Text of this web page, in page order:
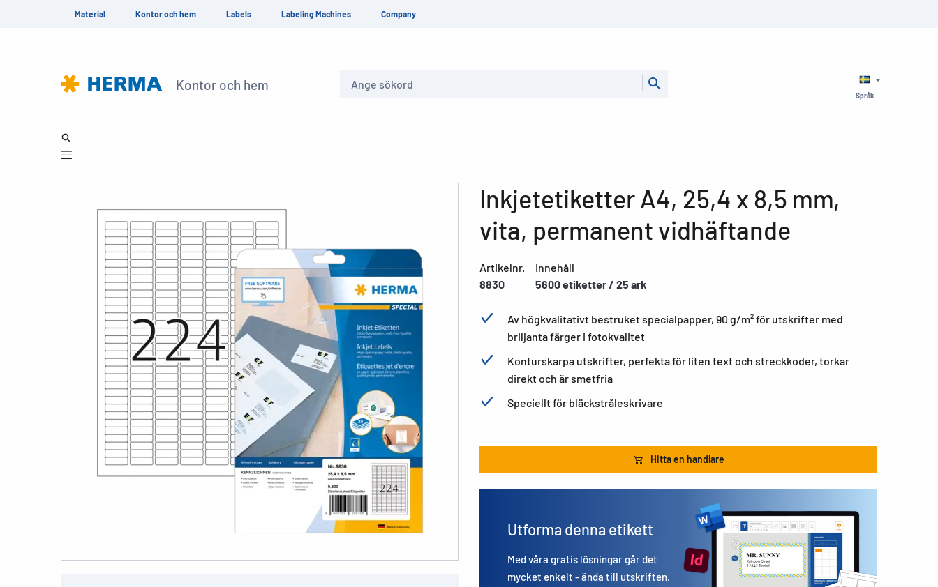
Material Kontor och hem Labels Labeling Machines Company
Kontor och hem
Språk
Inkjetetiketter A4, 25,4 x 8,5 mm,
vita, permanent vidhäftande
Artikelnr.
8830
Innehåll
5600 etiketter / 25 ark
Av högkvalitativt bestruket specialpapper, 90 g/m² för utskrifter med
briljanta färger i fotokvalitet
Konturskarpa utskrifter, perfekta för liten text och streckkoder, torkar
direkt och är smetfria
Speciellt för bläckstråleskrivare
Hitta en handlare
Utforma denna etikett
Med våra gratis lösningar går det
mycket enkelt - ända till utskriften.